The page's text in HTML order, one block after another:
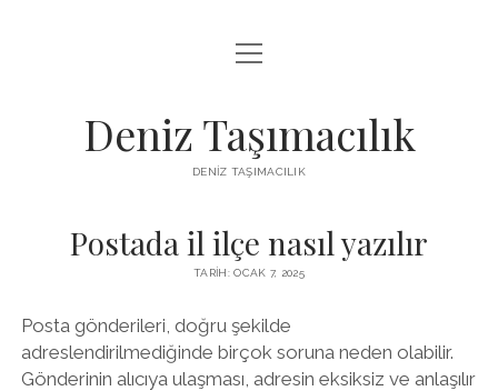
IGTV BEĞENI KASMA PARASIZ
SAYFA LISTESI
TWITTER PROFIL RESMI NASIL DEĞIŞTIRILIR
menüyü
aç
Deniz Taşımacılık
DENIZ TAŞIMACILIK
Postada il ilçe nasıl yazılır
TARIH: OCAK 7, 2025
Posta gönderileri, doğru şekilde
adreslendirilmediğinde birçok soruna neden olabilir.
Gönderinin alıcıya ulaşması, adresin eksiksiz ve anlaşılır